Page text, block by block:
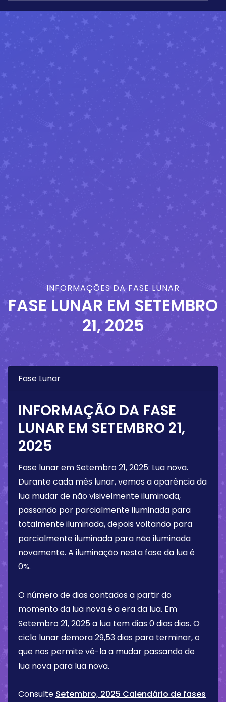
INFORMAÇÕES DA FASE LUNAR
FASE LUNAR EM SETEMBRO
21, 2025
Fase Lunar
INFORMAÇÃO DA FASE
LUNAR EM SETEMBRO 21,
2025
Fase lunar emSetembro 21, 2025: Lua nova.
Durante cada mês lunar, vemos a aparência da
lua mudar de não visivelmente iluminada,
passando por parcialmente iluminada para
totalmente iluminada, depois voltando para
parcialmente iluminada para não iluminada
novamente. A iluminação nesta fase da lua é
0%.
O número de dias contados a partir do
momento da lua nova é a era da lua. Em
Setembro 21, 2025a lua tem dias 0 dias dias. O
ciclo lunar demora 29,53 dias para terminar, o
que nos permite vê-la a mudar passando de
lua nova para lua nova.
Consulte Setembro, 2025 Calendário de fases